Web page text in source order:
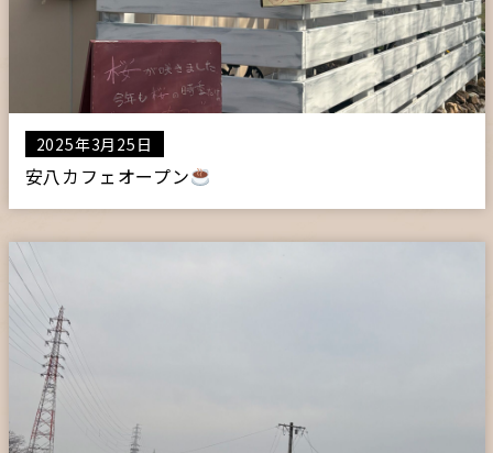
2025年3月25日
安八カフェオープン